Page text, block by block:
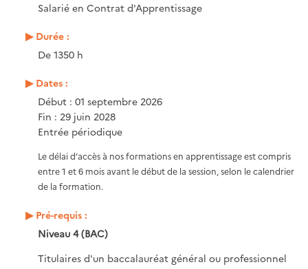
Salarié en Contrat d'Apprentissage
Durée :
De 1350 h
Dates :
Début : 01 septembre 2026
Fin : 29 juin 2028
Entrée périodique
Le délai d’accès à nos formations en apprentissage est compris
entre 1 et 6 mois avant le début de la session, selon le calendrier
de la formation.
Pré-requis :
Niveau 4 (BAC)
Titulaires d'un baccalauréat général ou professionnel